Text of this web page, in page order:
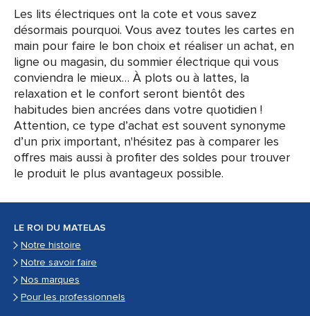
Les lits électriques ont la cote et vous savez
désormais pourquoi. Vous avez toutes les cartes en
main pour faire le bon choix et réaliser un achat, en
ligne ou magasin, du sommier électrique qui vous
conviendra le mieux… À plots ou à lattes, la
relaxation et le confort seront bientôt des
habitudes bien ancrées dans votre quotidien !
Attention, ce type d’achat est souvent synonyme
d’un prix important, n'hésitez pas à comparer les
offres mais aussi à profiter des soldes pour trouver
le produit le plus avantageux possible.
LE ROI DU MATELAS
Notre histoire
Notre savoir faire
Nos marques
Pour les professionnels